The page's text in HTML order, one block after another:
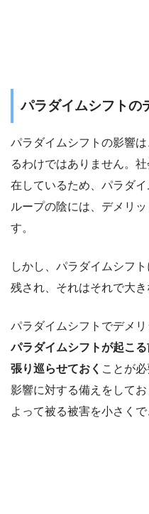
パラダイムシフトの
パラダイムシフトの影響
るわけではありません。
在しているため、パラダ
ループの陰には、デメリ
す。
しかし、パラダイムシフ
残され、それはそれで大
パラダイムシフトでデメ
パラダイムシフトが起こ
張り巡らせておく ことが
影響に対する備えをして
よって被る被害を小さく